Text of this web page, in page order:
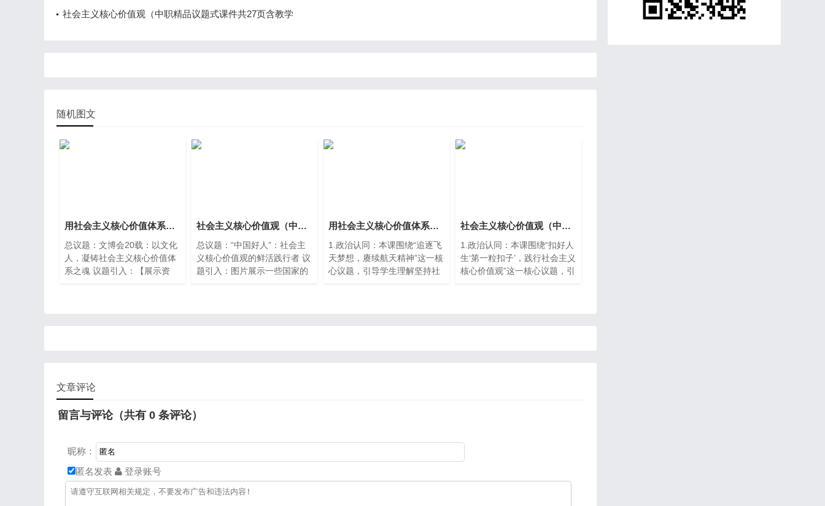
社会主义核心价值观（中职精品议题式课件共27页含教学
随机图文
用社会主义核心价值体系凝心聚力（中职精品议题式课件共28页含教学设计2视频）
总议题：文博会20载：以文化
人，凝铸社会主义核心价值体
系之魂 议题引入：【展示资
世界顶流文化企业的文化交融
盛会在这里拉开了序幕。
社会主义核心价值观（中职精品议题式课件共22页含教学设计3视频）
总议题：“中国好人”：社会主
义核心价值观的鲜活践行者 议
题引入：图片展示一些国家的
用社会主义核心价值体系凝心聚力（中职精品议题式课件共30页含教学设计4视频）
1.政治认同：本课围绕“追逐飞
天梦想，赓续航天精神”这一核
心议题，引导学生理解坚持社
议学活动，引导学生弘扬集体
社会主义核心价值观（中职精品议题式课件共27页含教学设计3视频）
1.政治认同：本课围绕“扣好人
生‘第一粒扣子’，践行社会主义
核心价值观”这一核心议题，引
化的能力。 5.公共参与：通过
文章评论
留言与评论（共有 0 条评论）
昵称：
匿名发表
登录账号